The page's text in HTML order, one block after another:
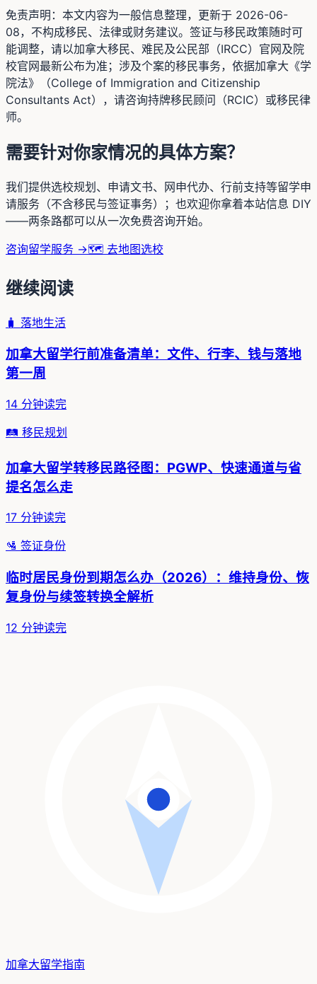
免责声明：本文内容为一般信息整理，更新于 2026-06-
08，不构成移民、法律或财务建议。签证与移民政策随时可
能调整，请以加拿大移民、难民及公民部（IRCC）官网及院
校官网最新公布为准；涉及个案的移民事务，依据加拿大《学
院法》（College of Immigration and Citizenship
Consultants Act），请咨询持牌移民顾问（RCIC）或移民律
师。
需要针对你家情况的具体方案？
我们提供选校规划、申请文书、网申代办、行前支持等留学申
请服务（不含移民与签证事务）；也欢迎你拿着本站信息 DIY
——两条路都可以从一次免费咨询开始。
咨询留学服务 →🗺️ 去地图选校
继续阅读
🧳 落地生活
加拿大留学行前准备清单：文件、行李、钱与落地
第一周
14 分钟读完
🛤️ 移民规划
加拿大留学转移民路径图：PGWP、快速通道与省
提名怎么走
17 分钟读完
🛂 签证身份
临时居民身份到期怎么办（2026）：维持身份、恢
复身份与续签转换全解析
12 分钟读完
加拿大留学指南